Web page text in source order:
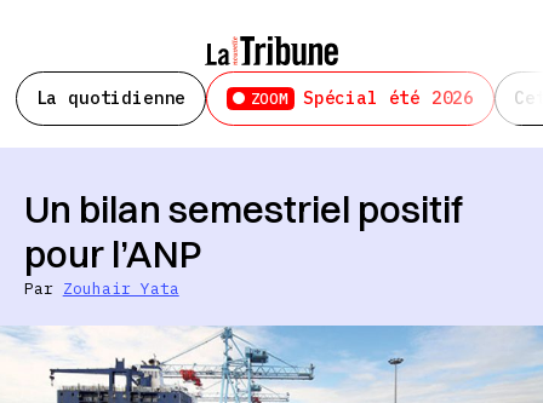
La quotidienne ZOOM Spécial été 2026
Un bilan semestriel positif
pour l’ANP
Par Zouhair Yata